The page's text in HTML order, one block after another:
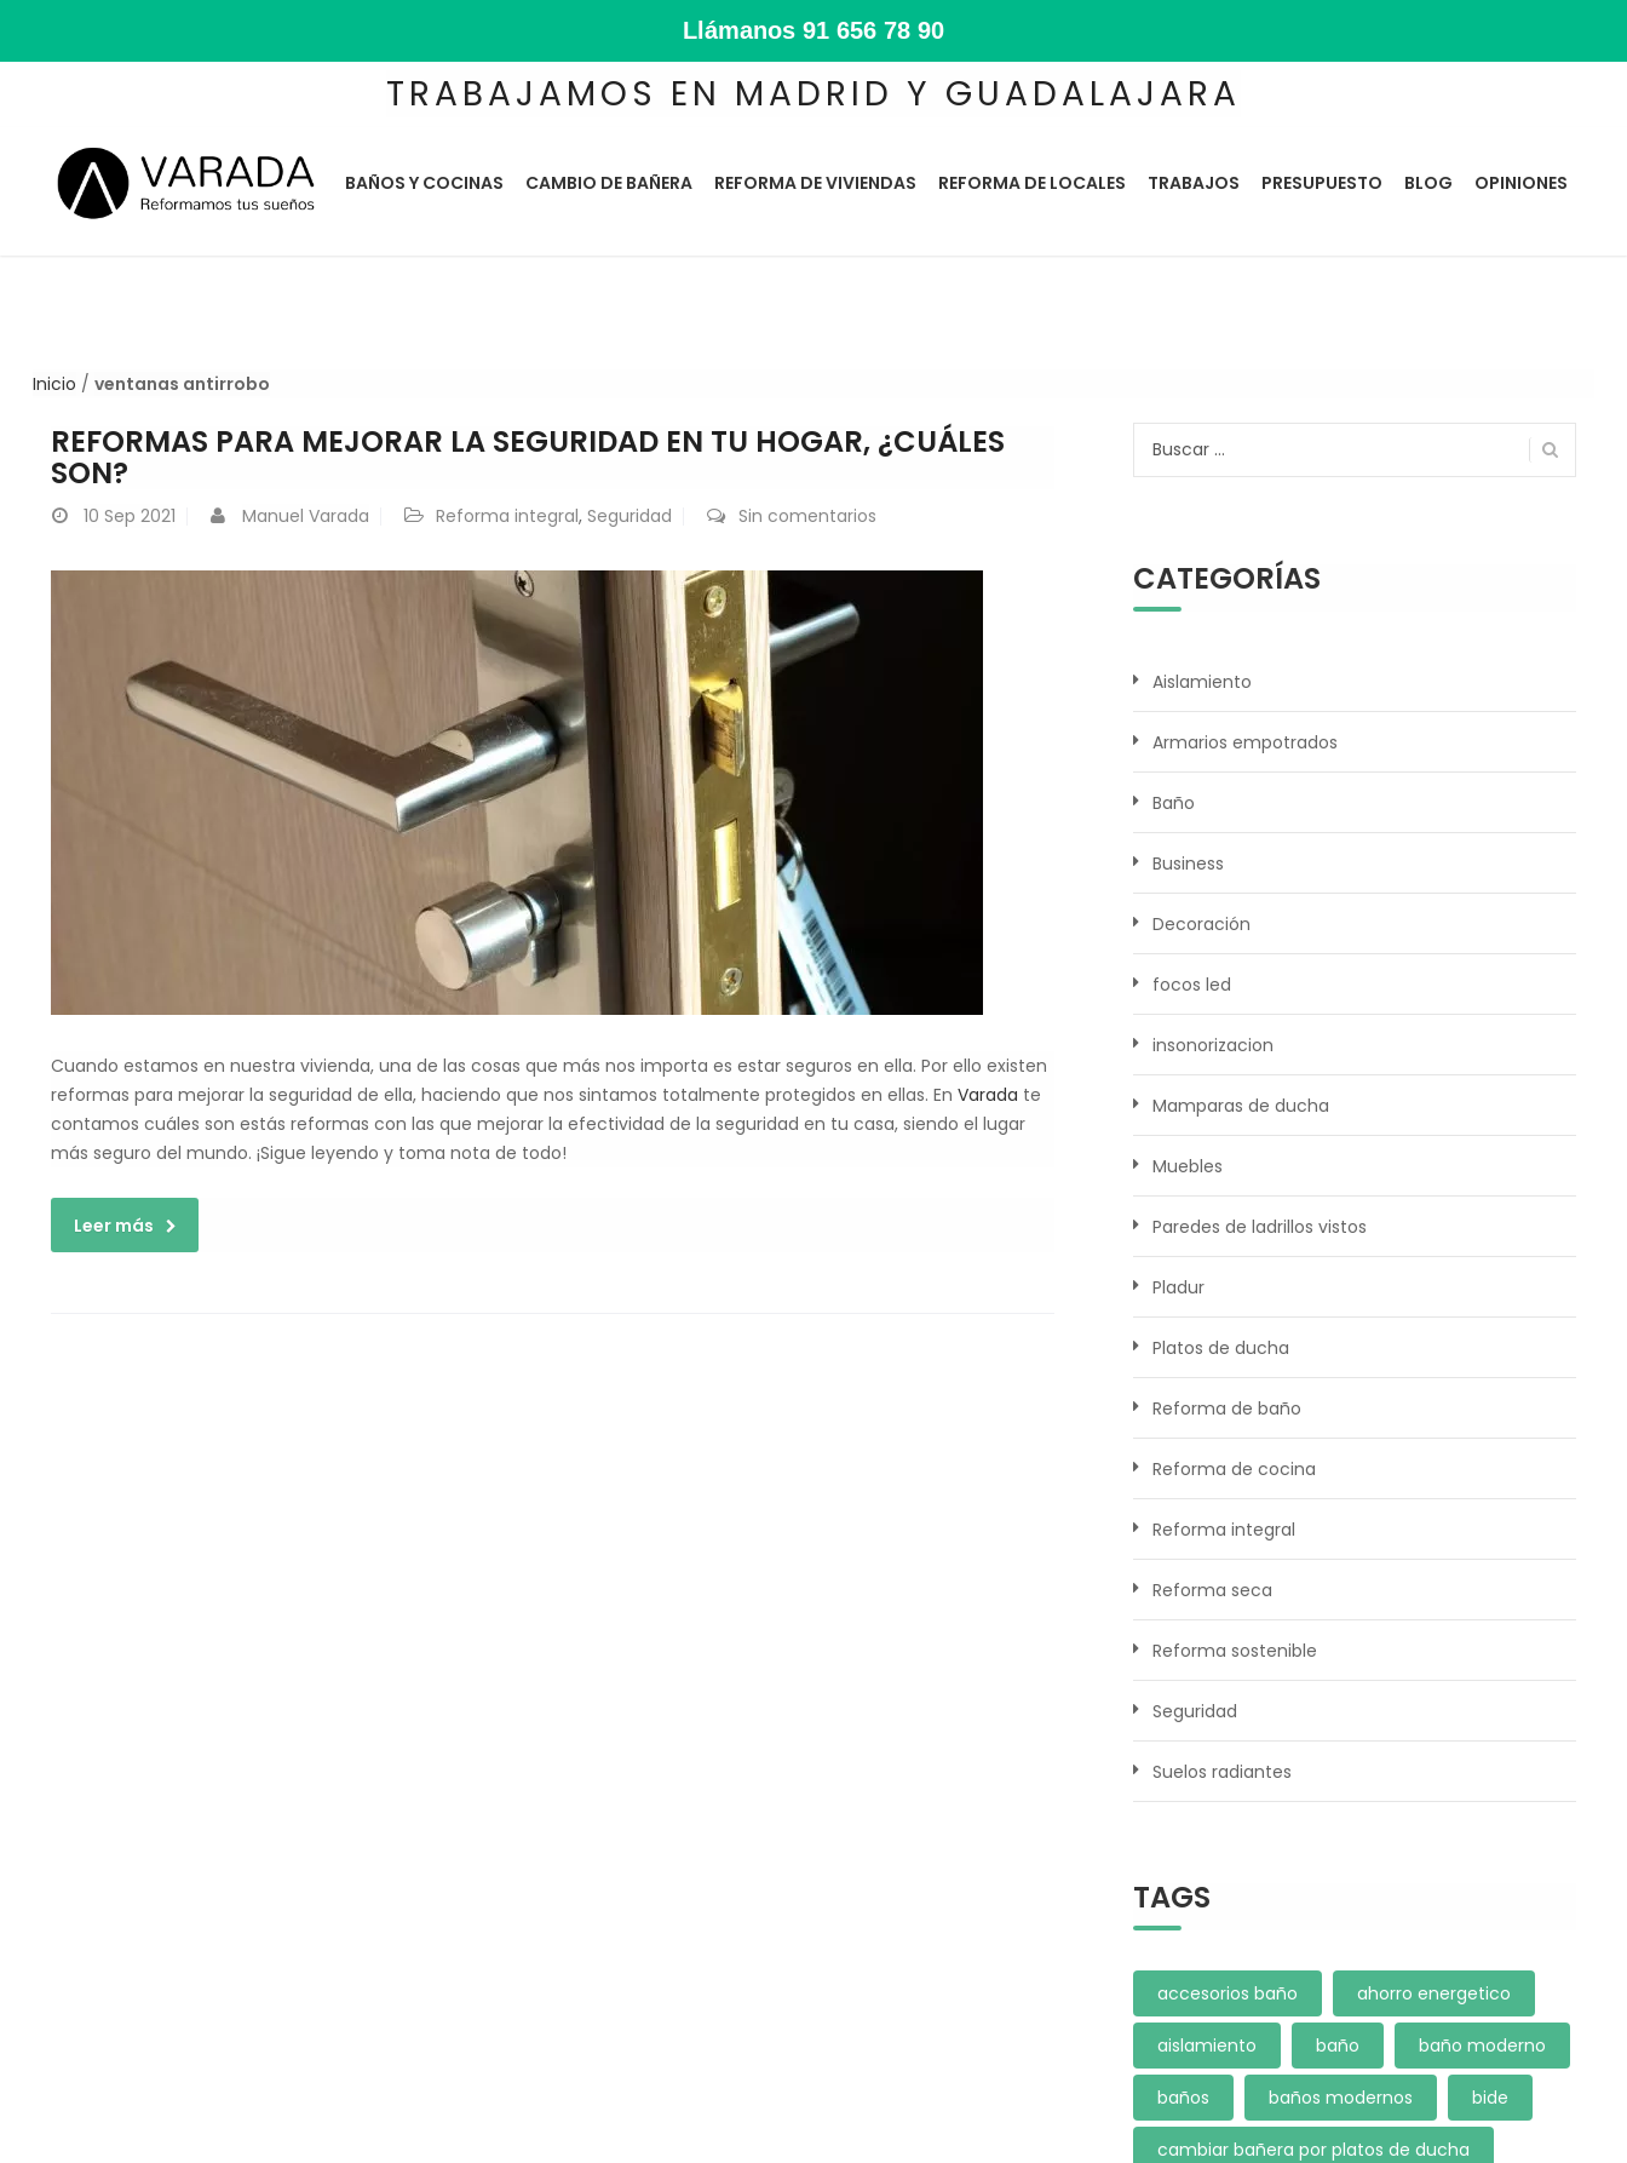
Llámanos 91 656 78 90
TRABAJAMOS EN MADRID Y GUADALAJARA
BAÑOS Y COCINAS CAMBIO DE BAÑERA REFORMA DE VIVIENDAS REFORMA DE LOCALES TRABAJOS PRESUPUESTO BLOG OPINIONES
Inicio / ventanas antirrobo
REFORMAS PARA MEJORAR LA SEGURIDAD EN TU HOGAR, ¿CUÁLES
SON?
10 Sep 2021 Manuel Varada Reforma integral, Seguridad Sin comentarios
Cuando estamos en nuestra vivienda, una de las cosas que más nos importa es estar seguros en ella. Por ello existen
reformas para mejorar la seguridad de ella, haciendo que nos sintamos totalmente protegidos en ellas. En Varada te
contamos cuáles son estás reformas con las que mejorar la efectividad de la seguridad en tu casa, siendo el lugar
más seguro del mundo. ¡Sigue leyendo y toma nota de todo!
Leer más
CATEGORÍAS
Aislamiento
Armarios empotrados
Baño
Business
Decoración
focos led
insonorizacion
Mamparas de ducha
Muebles
Paredes de ladrillos vistos
Pladur
Platos de ducha
Reforma de baño
Reforma de cocina
Reforma integral
Reforma seca
Reforma sostenible
Seguridad
Suelos radiantes
TAGS
accesorios baño ahorro energetico
aislamiento baño baño moderno
baños baños modernos bide
cambiar bañera por platos de ducha